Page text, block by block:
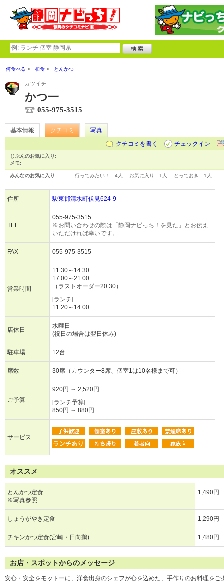
何食べる 和食 とんかつ
カツイチ
かつ一
055-975-3515
基本情報 クチコミ
写真
クチコミを書く
チェックイン
じぶんのお気に入り:
メモ:
みんなのお気に入り: 行ってみたい！… 4人 お気に入り… 1人 とっておき… 1人
住所 駿東郡清水町伏見624-9
TEL
055-975-3515
※お問い合わせの際は「静岡ナビっち！を見た」とお伝え
いただければ幸いです。
FAX 055-975-3515
営業時間
11:30～14:30
17:00～21:00
（ラストオーダー20:30）
[ランチ]
11:20～14:00
店休日
水曜日
(祝日の場合は翌日休み)
駐車場 12台
席数 30席（カウンター8席、個室1は10名様まで可）
ご予算
920円 ～ 2,520円
[ランチ予算]
850円 ～ 880円
サービス
オススメ
とんかつ定食
※写真参照
1,490円
しょうがやき定食 1,290円
チキンかつ定食(宮崎・日向鶏) 1,480円
お店・スポットからのメッセージ
安心・安全をモットーに、洋食出身のシェフが心を込めた、手作りのお料理を